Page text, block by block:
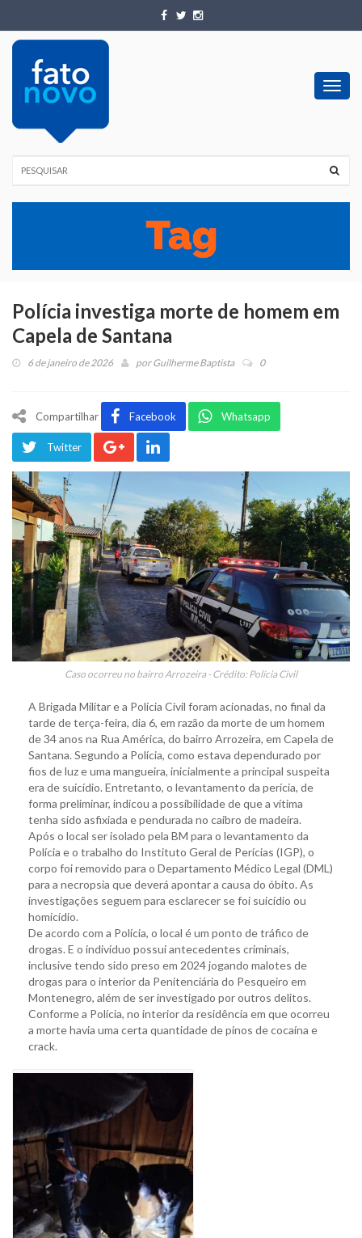
Polícia investiga morte de homem em
Capela de Santana
6 de janeiro de 2026 porGuilherme Baptista 0
Compartilhar Facebook Whatsapp
Twitter
Caso ocorreu no bairro Arrozeira - Crédito: Polícia Civil
A Brigada Militar e a Polícia Civil foram acionadas, no final da
tarde de terça-feira, dia 6, em razão da morte de um homem
de 34 anos na Rua América, do bairro Arrozeira, em Capela de
Santana. Segundo a Polícia, como estava dependurado por
fios de luz e uma mangueira, inicialmente a principal suspeita
era de suicídio. Entretanto, o levantamento da perícia, de
forma preliminar, indicou a possibilidade de que a vítima
tenha sido asfixiada e pendurada no caibro de madeira.
Após o local ser isolado pela BM para o levantamento da
Polícia e o trabalho do Instituto Geral de Perícias (IGP), o
corpo foi removido para o Departamento Médico Legal (DML)
para a necropsia que deverá apontar a causa do óbito. As
investigações seguem para esclarecer se foi suicídio ou
homicídio.
De acordo com a Polícia, o local é um ponto de tráfico de
drogas. E o indivíduo possui antecedentes criminais,
inclusive tendo sido preso em 2024 jogando malotes de
drogas para o interior da Penitenciária do Pesqueiro em
Montenegro, além de ser investigado por outros delitos.
Conforme a Polícia, no interior da residência em que ocorreu
a morte havia uma certa quantidade de pinos de cocaína e
crack.